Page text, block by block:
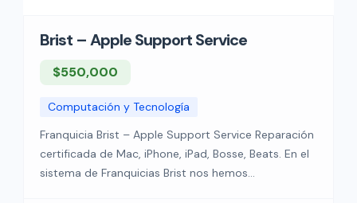
Brist – Apple Support Service
$550,000
Computación y Tecnología
Franquicia Brist – Apple Support Service Reparación
certificada de Mac, iPhone, iPad, Bosse, Beats. En el
sistema de Franquicias Brist nos hemos